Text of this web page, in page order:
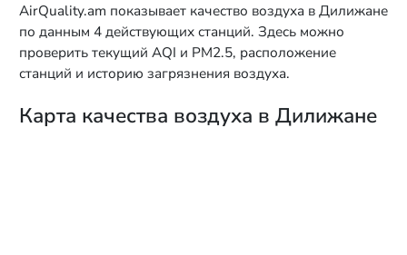
AirQuality.am показывает качество воздуха в Дилижане
по данным 4 действующих станций. Здесь можно
проверить текущий AQI и PM2.5, расположение
станций и историю загрязнения воздуха.
Карта качества воздуха в Дилижане